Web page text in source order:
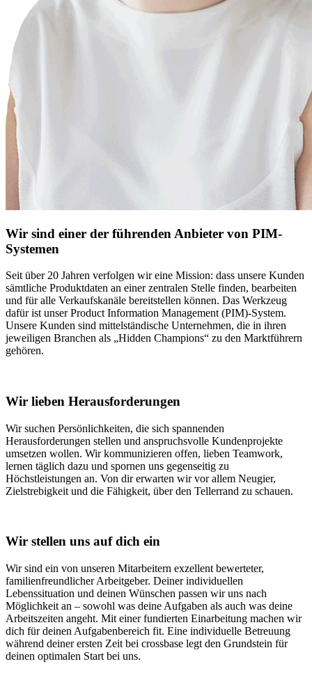
Wir sind einer der führenden Anbieter von PIM-
Systemen
Seit über 20 Jahren verfolgen wir eine Mission: dass unsere Kunden
sämtliche Produktdaten an einer zentralen Stelle finden, bearbeiten
und für alle Verkaufskanäle bereitstellen können. Das Werkzeug
dafür ist unser Product Information Management (PIM)-System.
Unsere Kunden sind mittelständische Unternehmen, die in ihren
jeweiligen Branchen als „Hidden Champions“ zu den Marktführern
gehören.
Wir lieben Herausforderungen
Wir suchen Persönlichkeiten, die sich spannenden
Herausforderungen stellen und anspruchsvolle Kundenprojekte
umsetzen wollen. Wir kommunizieren offen, lieben Teamwork,
lernen täglich dazu und spornen uns gegenseitig zu
Höchstleistungen an. Von dir erwarten wir vor allem Neugier,
Zielstrebigkeit und die Fähigkeit, über den Tellerrand zu schauen.
Wir stellen uns auf dich ein
Wir sind ein von unseren Mitarbeitern exzellent bewerteter,
familienfreundlicher Arbeitgeber. Deiner individuellen
Lebenssituation und deinen Wünschen passen wir uns nach
Möglichkeit an – sowohl was deine Aufgaben als auch was deine
Arbeitszeiten angeht. Mit einer fundierten Einarbeitung machen wir
dich für deinen Aufgabenbereich fit. Eine individuelle Betreuung
während deiner ersten Zeit bei crossbase legt den Grundstein für
deinen optimalen Start bei uns.